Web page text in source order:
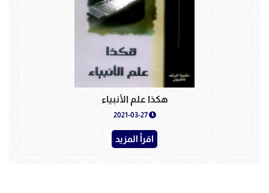
هكذا علم الأنبياء
2021-03-27
اقرأ المزيد